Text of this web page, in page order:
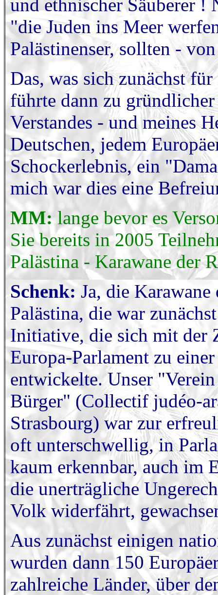
und ethnischer Säuberer
"die Juden ins Meer
Palästinenser, sollten -
Das, was sich zunächst
führte dann zu
Verstandes - und meines
Deutschen, jedem
Schockerlebnis, ein
mich war dies eine
MM:lange bevor es
Sie bereits in 2005
Palästina - Karawane der
Schenk: Ja, die Karawane
Palästina, die war
Initiative, die sich mit der
Europa-Parlament zu
entwickelte. Unser
Bürger" (Collectif judéo-
Strasbourg) war zur
oft unterschwellig, in
kaum erkennbar, auch im
die unerträgliche
Volk widerfährt,
Aus zunächst einigen
wurden dann 150
zahlreiche Länder, über